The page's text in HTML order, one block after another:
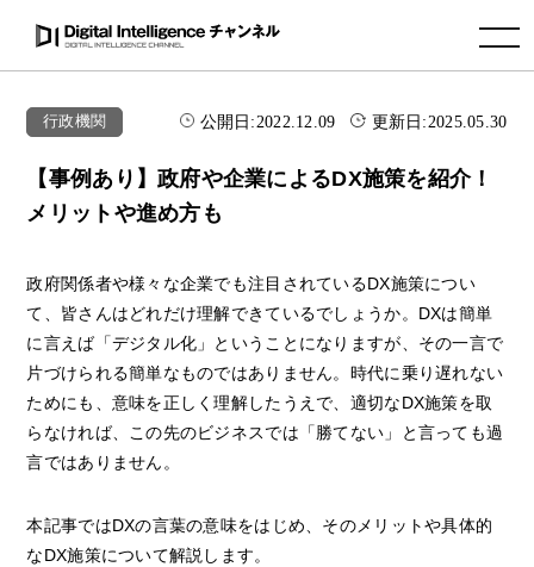
toggle navigation
行政機関 公開日:2022.12.09 更新日:2025.05.30
【事例あり】政府や企業によるDX施策を紹介！
メリットや進め方も
政府関係者や様々な企業でも注目されているDX施策につい
て、皆さんはどれだけ理解できているでしょうか。DXは簡単
に言えば「デジタル化」ということになりますが、その一言で
片づけられる簡単なものではありません。時代に乗り遅れない
ためにも、意味を正しく理解したうえで、適切なDX施策を取
らなければ、この先のビジネスでは「勝てない」と言っても過
言ではありません。
本記事ではDXの言葉の意味をはじめ、そのメリットや具体的
なDX施策について解説します。